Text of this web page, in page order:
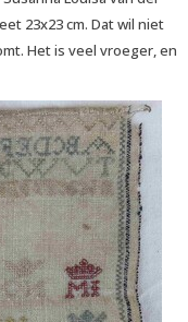
23x23 cm. Dat wil niet
Het is veel vroeger, en